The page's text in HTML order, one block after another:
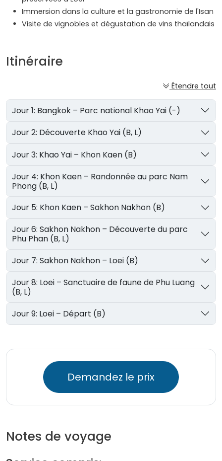
Immersion dans la culture et la gastronomie de l'Isan
Visite de vignobles et dégustation de vins thaïlandais
Itinéraire
Étendre tout
Jour 1: Bangkok – Parc national Khao Yai (-)
Jour 2: Découverte Khao Yai (B, L)
Jour 3: Khao Yai – Khon Kaen (B)
Jour 4: Khon Kaen – Randonnée au parc Nam
Phong (B, L)
Jour 5: Khon Kaen – Sakhon Nakhon (B)
Jour 6: Sakhon Nakhon – Découverte du parc
Phu Phan (B, L)
Jour 7: Sakhon Nakhon – Loei (B)
Jour 8: Loei – Sanctuaire de faune de Phu Luang
(B, L)
Jour 9: Loei – Départ (B)
Demandez le prix
Notes de voyage